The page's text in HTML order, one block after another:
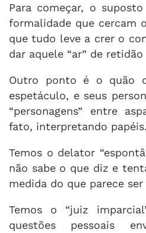
Para começar, o
formalidade que cercam
que tudo leve a crer o
dar aquele “ar” de
Outro ponto é o quão
espetáculo, e seus
“personagens” entre
fato, interpretando papéis.
Temos o delator
não sabe o que diz e
medida do que parece
Temos o “juiz
questões pessoais